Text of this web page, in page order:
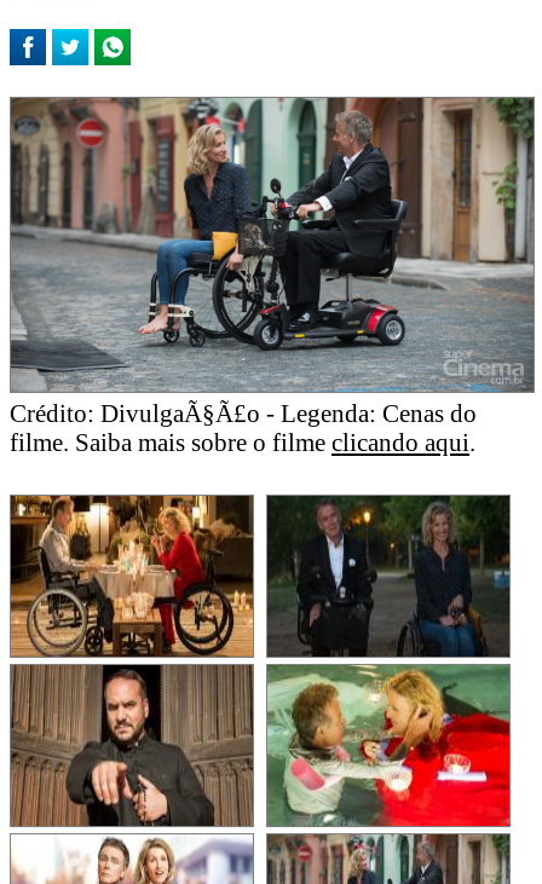
Crédito: DivulgaÃ§Ã£o - Legenda: Cenas do
filme. Saiba mais sobre o filme clicando aqui.